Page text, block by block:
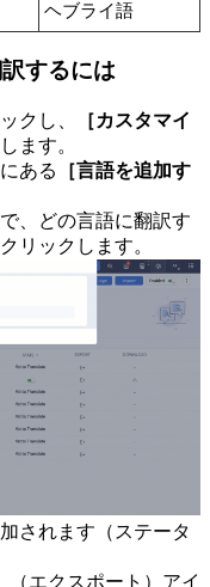
ヘブライ語
するには
クし、
［カスタマイ
ます。
ある
［言語を追加す
、どの言語に翻訳す
リックします。
されます（ステータ
（エクスポート）アイ